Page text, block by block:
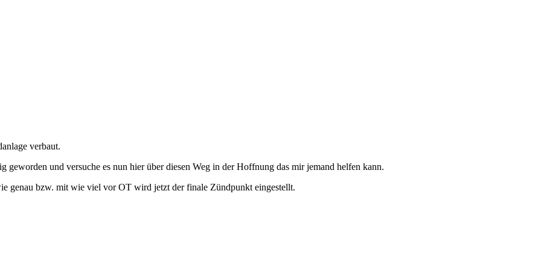
verbaut.
und versuche es nun hier über diesen Weg in der Hoffnung das mir jemand helfen kann.
genau bzw. mit wie viel vor OT wird jetzt der finale Zündpunkt eingestellt.